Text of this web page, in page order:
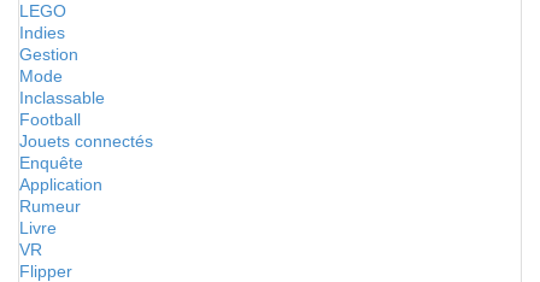
LEGO
Indies
Gestion
Mode
Inclassable
Football
Jouets connectés
Enquête
Application
Rumeur
Livre
VR
Flipper